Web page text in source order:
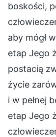
boskości,
aby mógł
etap Jego
postacią
życie
i w pełnej
etap Jego